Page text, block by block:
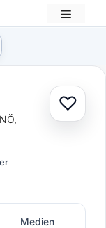
Menü
♡Zur
Medien